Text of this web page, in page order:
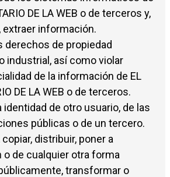
DE LA WEB o de terceros y,
extraer información.
derechos de propiedad
industrial, así como violar
de la información de EL
DE LA WEB o de terceros.
identidad de otro usuario, de las
públicas o de un tercero.
distribuir, poner a
de cualquier otra forma
transformar o